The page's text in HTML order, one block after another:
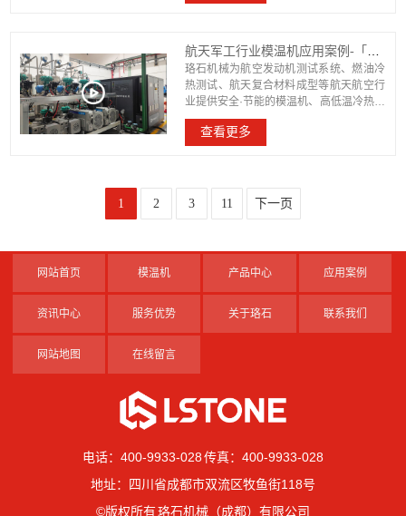
珞石机械为航空发动机测试系统、燃油冷
热测试、航天复合材料成型等航天航空行
业提供安全·节能的模温机、高低温冷热一
体机。如果有兴趣的朋友,成都珞石机械欢
迎来电沟通。
查看更多
1 2 3 11 下一页
网站首页 模温机 产品中心 应用案例
资讯中心 服务优势 关于珞石 联系我们
网站地图 在线留言
电话：400-9933-028 传真：400-9933-028
地址：四川省成都市双流区牧鱼街118号
©版权所有 珞石机械（成都）有限公司